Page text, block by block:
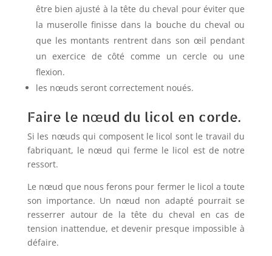
être bien ajusté à la tête du cheval pour éviter que
la muserolle finisse dans la bouche du cheval ou
que les montants rentrent dans son œil pendant
un exercice de côté comme un cercle ou une
flexion.
les nœuds seront correctement noués.
Faire le nœud du licol en corde.
Si les nœuds qui composent le licol sont le travail du
fabriquant, le nœud qui ferme le licol est de notre
ressort.
Le nœud que nous ferons pour fermer le licol a toute
son importance. Un nœud non adapté pourrait se
resserrer autour de la tête du cheval en cas de
tension inattendue, et devenir presque impossible à
défaire.